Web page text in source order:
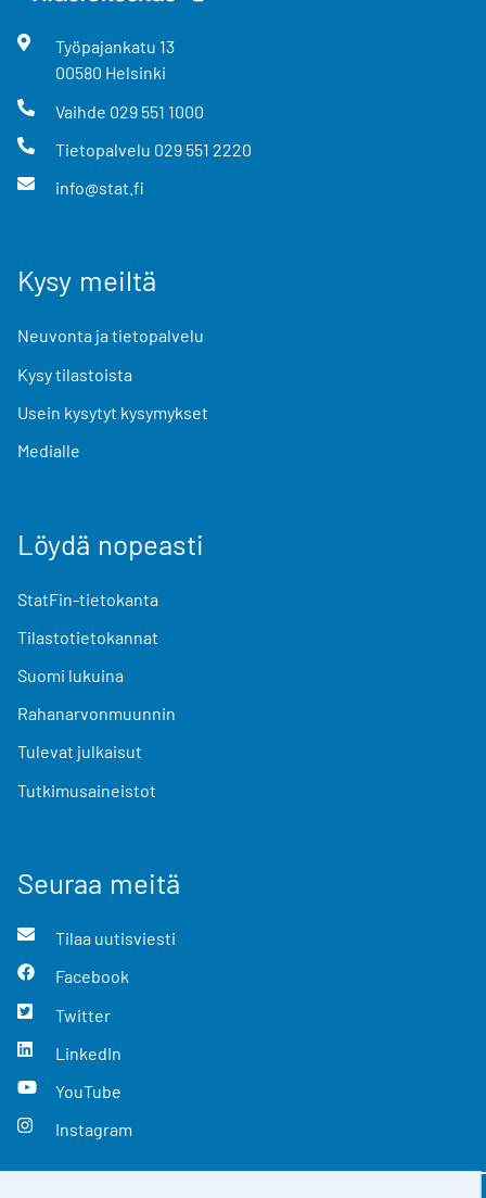
Työpajankatu 13
00580 Helsinki
Vaihde 029 551 1000
Tietopalvelu 029 551 2220
info@stat.fi
Kysy meiltä
Neuvonta ja tietopalvelu
Kysy tilastoista
Usein kysytyt kysymykset
Medialle
Löydä nopeasti
StatFin-tietokanta
Tilastotietokannat
Suomi lukuina
Rahanarvonmuunnin
Tulevat julkaisut
Tutkimusaineistot
Seuraa meitä
Tilaa uutisviesti
Facebook
Twitter
LinkedIn
YouTube
Instagram